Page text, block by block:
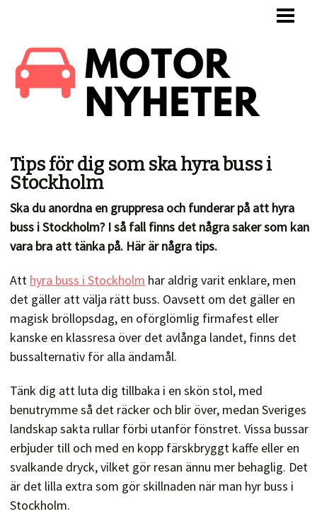
BYTA MOTOR
JUSTERA FÖRGASARE
Tips för dig som ska hyra buss i
Stockholm
Ska du anordna en gruppresa och funderar på att hyra
buss i Stockholm? I så fall finns det några saker som kan
vara bra att tänka på. Här är några tips.
Att hyra buss i Stockholm har aldrig varit enklare, men
det gäller att välja rätt buss. Oavsett om det gäller en
magisk bröllopsdag, en oförglömlig firmafest eller
kanske en klassresa över det avlånga landet, finns det
bussalternativ för alla ändamål.
Tänk dig att luta dig tillbaka i en skön stol, med
benutrymme så det räcker och blir över, medan Sveriges
landskap sakta rullar förbi utanför fönstret. Vissa bussar
erbjuder till och med en kopp färskbryggt kaffe eller en
svalkande dryck, vilket gör resan ännu mer behaglig. Det
är det lilla extra som gör skillnaden när man hyr buss i
Stockholm.